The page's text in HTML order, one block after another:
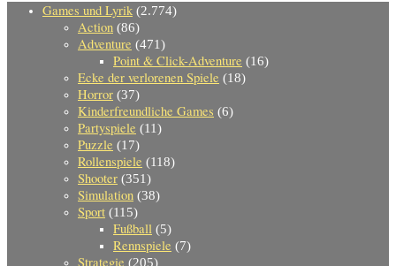
Games und Lyrik (2.774)
Action (86)
Adventure (471)
Point & Click-Adventure (16)
Ecke der verlorenen Spiele (18)
Horror (37)
Kinderfreundliche Games (6)
Partyspiele (11)
Puzzle (17)
Rollenspiele (118)
Shooter (351)
Simulation (38)
Sport (115)
Fußball (5)
Rennspiele (7)
Strategie (205)